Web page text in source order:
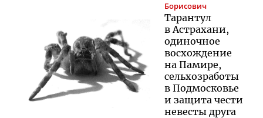
Борисович
Тарантул
в Астрахани,
одиночное
восхождение
на Памире,
сельхозработы
в Подмосковье
и защита чести
невесты друга